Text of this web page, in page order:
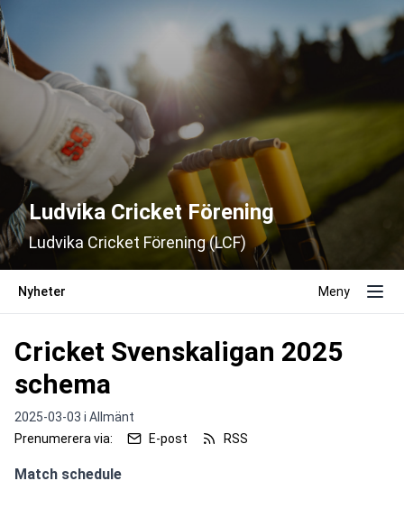
Ludvika Cricket Förening
Ludvika Cricket Förening (LCF)
Nyheter Meny
Cricket Svenskaligan 2025
schema
2025-03-03 i Allmänt
Prenumerera via:
E-post RSS
Match schedule